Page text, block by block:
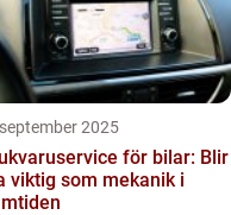
2025
för bilar: Blir
viktig som mekanik i